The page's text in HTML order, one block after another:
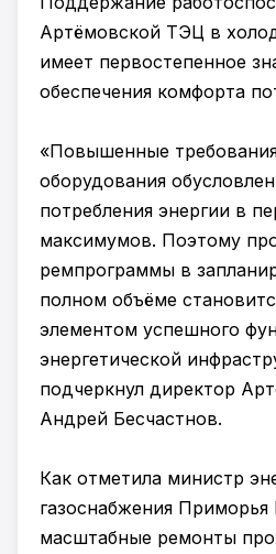
Артёмовской ТЭЦ в
имеет первостепенное
обеспечения комфорта
«Повышенные
оборудования
потребления энергии в
максимумов. Поэтому
ремпрограммы в
полном объёме
элементом успешного
энергетической
подчеркнул директор
Андрей Бесчастнов.
Как отметила министр
газоснабжения
масштабные ремонты